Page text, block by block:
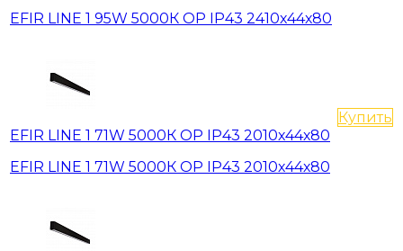
EFIR LINE 1 95W 5000К OP IP43 2410х44х80
EFIR LINE 1 71W 5000К OP IP43 2010х44х80
EFIR LINE 1 71W 5000К OP IP43 2010х44х80
Купить